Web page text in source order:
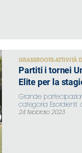
GRASSROOTS-ATTIVITÀ
Partiti i tornei
Elite per la
Grande
categoria Esordienti:
24 febbraio 2023